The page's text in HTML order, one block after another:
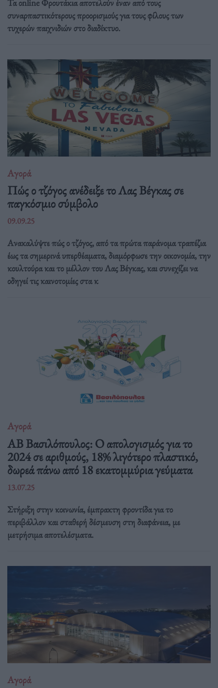
Τα οnline Φρουτάκια αποτελούν έναν από τους
συναρπαστικότερους προορισμούς για τους φίλους των
τυχερών παιχνιδιών στο διαδίκτυο.
Αγορά
Πώς ο τζόγος ανέδειξε το Λας Βέγκας σε
παγκόσμιο σύμβολο
09.09.25
Ανακαλύψτε πώς ο τζόγος, από τα πρώτα παράνομα τραπέζια
έως τα σημερινά υπερθέαματα, διαμόρφωσε την οικονομία, την
κουλτούρα και το μέλλον του Λας Βέγκας, και συνεχίζει να
οδηγεί τις καινοτομίες στα κ
Αγορά
ΑΒ Βασιλόπουλος: Ο απολογισμός για το
2024 σε αριθμούς, 18% λιγότερο πλαστικό,
δωρεά πάνω από 18 εκατομμύρια γεύματα
13.07.25
Στήριξη στην κοινωνία, έμπρακτη φροντίδα για το
περιβάλλον και σταθερή δέσμευση στη διαφάνεια, με
μετρήσιμα αποτελέσματα.
Αγορά